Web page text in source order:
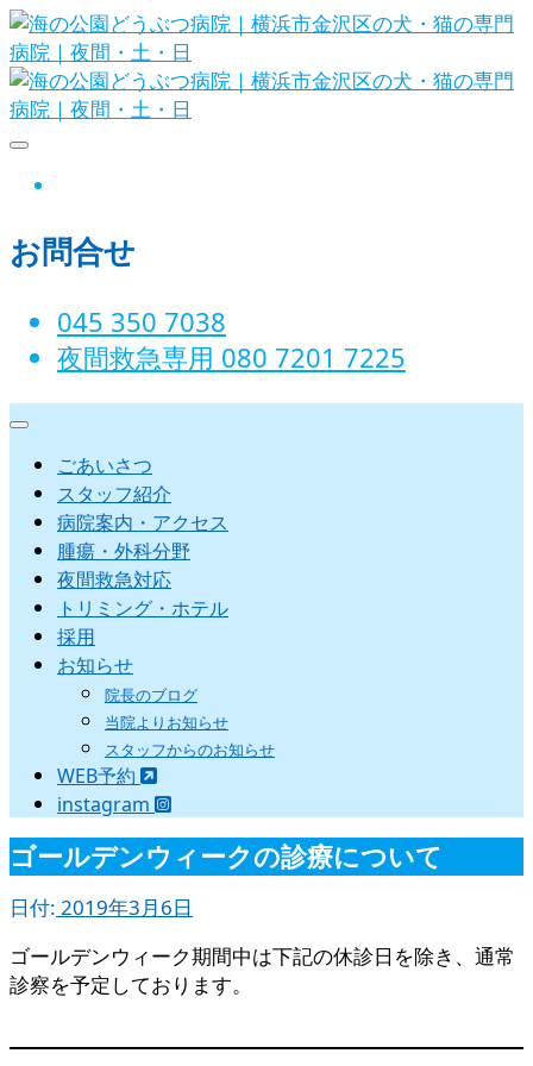
Skip
to
content
日
お問合せ
045 350 7038‬
夜間救急専用 080 7201 7225‬
ごあいさつ
スタッフ紹介
病院案内・アクセス
腫瘍・外科分野
夜間救急対応
トリミング・ホテル
採用
お知らせ
院長のブログ
当院よりお知らせ
スタッフからのお知らせ
WEB予約
instagram
ゴールデンウィークの診療について
日付: 2019年3月6日
ゴールデンウィーク期間中は下記の休診日を除き、通常
診察を予定しております。